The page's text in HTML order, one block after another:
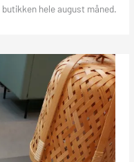
hele august måned.